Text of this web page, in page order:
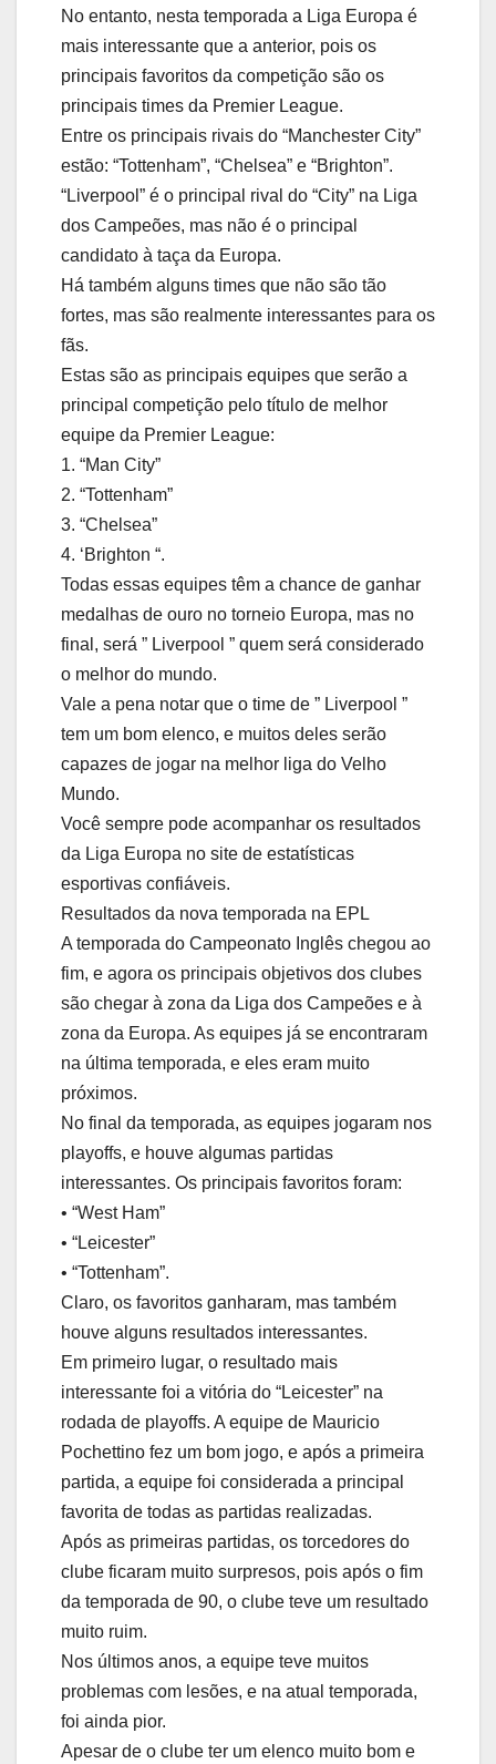
No entanto, nesta temporada a Liga Europa é
mais interessante que a anterior, pois os
principais favoritos da competição são os
principais times da Premier League.
Entre os principais rivais do “Manchester City”
estão: “Tottenham”, “Chelsea” e “Brighton”.
“Liverpool” é o principal rival do “City” na Liga
dos Campeões, mas não é o principal
candidato à taça da Europa.
Há também alguns times que não são tão
fortes, mas são realmente interessantes para os
fãs.
Estas são as principais equipes que serão a
principal competição pelo título de melhor
equipe da Premier League:
1. “Man City”
2. “Tottenham”
3. “Chelsea”
4. ‘Brighton “.
Todas essas equipes têm a chance de ganhar
medalhas de ouro no torneio Europa, mas no
final, será ” Liverpool ” quem será considerado
o melhor do mundo.
Vale a pena notar que o time de ” Liverpool ”
tem um bom elenco, e muitos deles serão
capazes de jogar na melhor liga do Velho
Mundo.
Você sempre pode acompanhar os resultados
da Liga Europa no site de estatísticas
esportivas confiáveis.
Resultados da nova temporada na EPL
A temporada do Campeonato Inglês chegou ao
fim, e agora os principais objetivos dos clubes
são chegar à zona da Liga dos Campeões e à
zona da Europa. As equipes já se encontraram
na última temporada, e eles eram muito
próximos.
No final da temporada, as equipes jogaram nos
playoffs, e houve algumas partidas
interessantes. Os principais favoritos foram:
• “West Ham”
• “Leicester”
• “Tottenham”.
Claro, os favoritos ganharam, mas também
houve alguns resultados interessantes.
Em primeiro lugar, o resultado mais
interessante foi a vitória do “Leicester” na
rodada de playoffs. A equipe de Mauricio
Pochettino fez um bom jogo, e após a primeira
partida, a equipe foi considerada a principal
favorita de todas as partidas realizadas.
Após as primeiras partidas, os torcedores do
clube ficaram muito surpresos, pois após o fim
da temporada de 90, o clube teve um resultado
muito ruim.
Nos últimos anos, a equipe teve muitos
problemas com lesões, e na atual temporada,
foi ainda pior.
Apesar de o clube ter um elenco muito bom e